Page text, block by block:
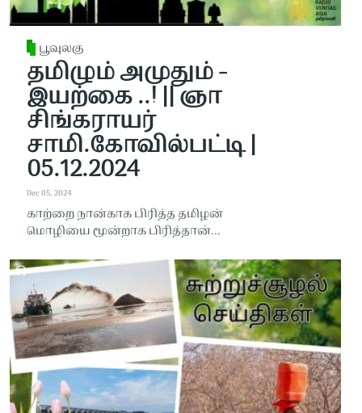
பூவுலகு
தமிழும் அமுதும் -
இயற்கை ..! || ஞா
சிங்கராயர்
சாமி.கோவில்பட்டி |
05.12.2024
Dec 05, 2024
காற்றை நான்காக பிரித்த தமிழன்
மொழியை மூன்றாக பிரித்தான்...